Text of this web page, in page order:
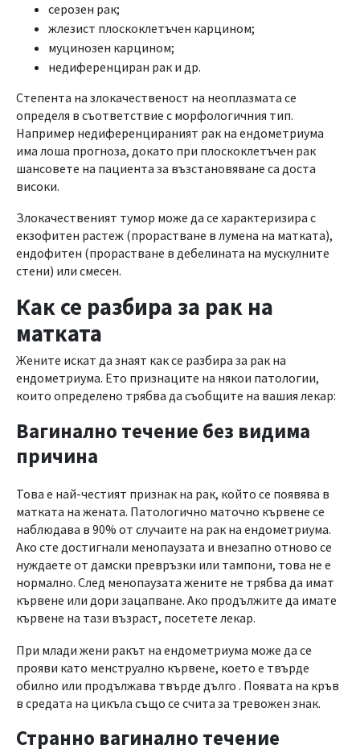
серозен рак;
жлезист плоскоклетъчен карцином;
муцинозен карцином;
недиференциран рак и др.
Степента на злокачественост на неоплазмата се
определя в съответствие с морфологичния тип.
Например недиференцираният рак на ендометриума
има лоша прогноза, докато при плоскоклетъчен рак
шансовете на пациента за възстановяване са доста
високи.
Злокачественият тумор може да се характеризира с
екзофитен растеж (прорастване в лумена на матката),
ендофитен (прорастване в дебелината на мускулните
стени) или смесен.
Как се разбира за рак на
матката
Жените искат да знаят как се разбира за рак на
ендометриума. Ето признаците на някои патологии,
които определено трябва да съобщите на вашия лекар:
Вагинално течение без видима
причина
Това е най-честият признак на рак, който се появява в
матката на жената. Патологично маточно кървене се
наблюдава в 90% от случаите на рак на ендометриума.
Ако сте достигнали менопаузата и внезапно отново се
нуждаете от дамски превръзки или тампони, това не е
нормално. След менопаузата жените не трябва да имат
кървене или дори зацапване. Ако продължите да имате
кървене на тази възраст, посетете лекар.
При млади жени ракът на ендометриума може да се
прояви като менструално кървене, което е твърде
обилно или продължава твърде дълго . Появата на кръв
в средата на цикъла също се счита за тревожен знак.
Странно вагинално течение